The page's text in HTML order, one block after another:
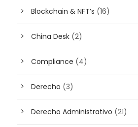
Blockchain & NFT’s (16)
China Desk (2)
Compliance (4)
Derecho (3)
Derecho Administrativo (21)